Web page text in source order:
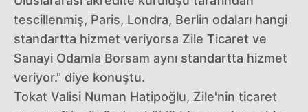
tescillenmiş, Paris, Londra, Berlin odaları hangi
standartta hizmet veriyorsa Zile Ticaret ve
Sanayi Odamla Borsam aynı standartta hizmet
veriyor." diye konuştu.
Tokat Valisi Numan Hatipoğlu, Zile'nin ticaret